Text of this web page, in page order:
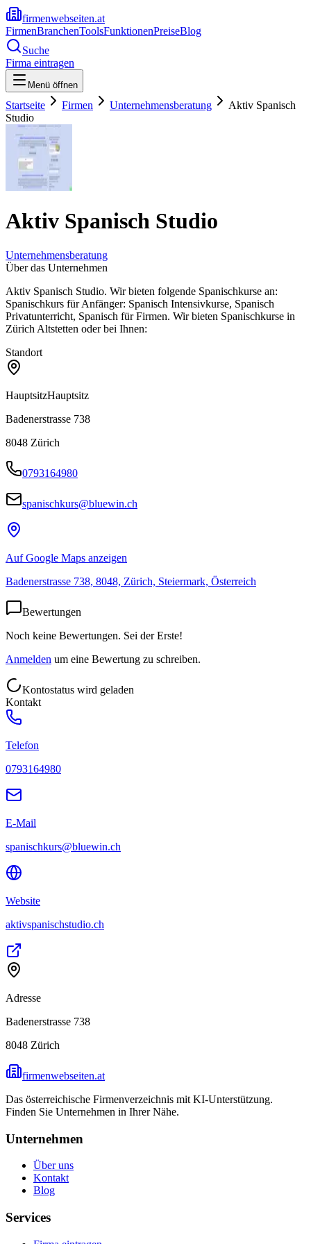
firmenwebseiten.at
FirmenBranchenToolsFunktionenPreiseBlog
Suche
Firma eintragen
Menü öffnen
Startseite Firmen Unternehmensberatung
Aktiv Spanisch
Studio
Aktiv Spanisch Studio
Unternehmensberatung
Über das Unternehmen
Aktiv Spanisch Studio. Wir bieten folgende Spanischkurse an:
Spanischkurs für Anfänger: Spanisch Intensivkurse, Spanisch
Privatunterricht, Spanisch für Firmen. Wir bieten Spanischkurse in
Zürich Altstetten oder bei Ihnen:
Standort
HauptsitzHauptsitz
Badenerstrasse 738
8048 Zürich
0793164980
spanischkurs@bluewin.ch
Auf Google Maps anzeigen
Badenerstrasse 738, 8048, Zürich, Steiermark, Österreich
Bewertungen
Noch keine Bewertungen. Sei der Erste!
Anmelden um eine Bewertung zu schreiben.
Kontostatus wird geladen
Kontakt
Telefon
0793164980
E-Mail
spanischkurs@bluewin.ch
Website
aktivspanischstudio.ch
Adresse
Badenerstrasse 738
8048 Zürich
firmenwebseiten.at
Das österreichische Firmenverzeichnis mit KI-Unterstützung.
Finden Sie Unternehmen in Ihrer Nähe.
Unternehmen
Über uns
Kontakt
Blog
Services